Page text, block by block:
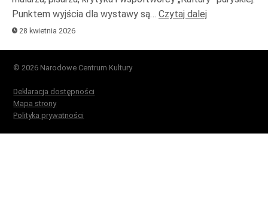
Punktem wyjścia dla wystawy są… Czytaj dalej
28 kwietnia 2026
© 2026 Narodowe Centrum Kultury
Deklaracja dostępności
Mapa strony
Polityka prywatności